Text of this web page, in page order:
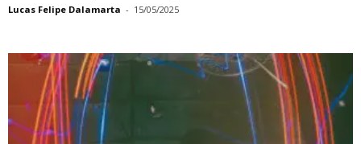
Lucas Felipe Dalamarta - 15/05/2025